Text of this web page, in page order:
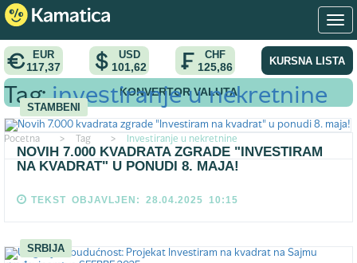
EUR
117,37
USD
101,62
CHF
125,86 KURSNA LISTA
KONVERTOR VALUTA
Pocetna > Tag > Investiranje u nekretnine
Tag:investiranje u nekretnine
STAMBENI
NOVIH 7.000 KVADRATA ZGRADE "INVESTIRAM
NA KVADRAT" U PONUDI 8. MAJA!
TEKST OBJAVLJEN: 28.04.2025 10:15
SRBIJA